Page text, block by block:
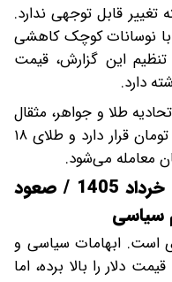
قابل توجهی ندارد.
با نوسانات کوچک کاهشی
این گزارش، قیمت
دارد.
طلا و جواهر، مثقال
طلا روی رقم ۷۹ میلیون و ۷۵۰ هزار تومان قرار دارد و طلای ۱۸
قیمت دلار امروز سه شنبه 12 خرداد 1405 / صعود
سیاسی
است. ابهامات سیاسی و
دلار را بالا برده، اما